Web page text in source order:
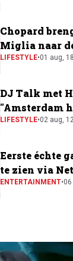
Chopard
Miglia naar
horloge
LIFESTYLE•01 aug,
DJ Talk met
"Amsterdam
festivalscene
LIFESTYLE•02 aug,
Eerste échte
te zien via
ENTERTAINMENT•